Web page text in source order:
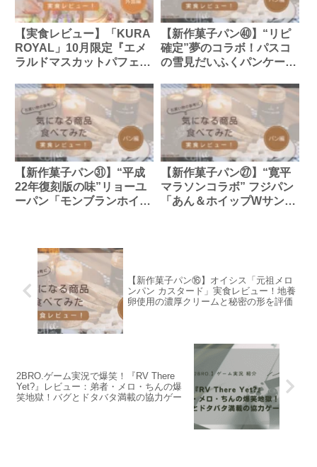
【実食レビュー】「KURA
ROYAL」10月限定『エメ
ラルドマスカットパフェ』
味しさの秘密と完売注意
報！
【新作菓子パン㊵】“リピ
確定”夢のコラボ！パスコ
の雪見だいふくパンケーキ
【新作菓子パン㉛】“平成
22年復刻版の味”リョーユ
ーパン「モンブランホイッ
【新作菓子パン㉗】“寛平
マラソンコラボ” フジパン
「あん＆ホイップWサン
【新作菓子パン⑯】オイシス「元祖メロ
ンパン カスタード」実食レビュー！地養
卵使用の濃厚クリームと秘密の形を評価
2BRO.ゲーム実況で爆笑！『RV There
Yet?』レビュー：弟者・メロ・ちんの爆
笑地獄！バグとドタバタ満載の協力ゲー